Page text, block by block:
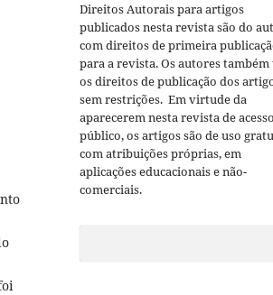
Direitos Autorais para artigos
publicados nesta revista são do
com direitos de primeira
para a revista. Os autores também
os direitos de publicação dos
sem restrições. Em virtude da
aparecerem nesta revista de acesso
público, os artigos são de uso
com atribuições próprias, em
aplicações educacionais e não-
comerciais.